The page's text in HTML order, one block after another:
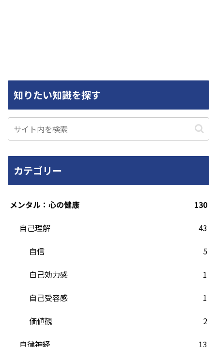
知りたい知識を探す
カテゴリー
メンタル：心の健康
130
自己理解
43
自信
5
自己効力感
1
自己受容感
1
価値観
2
自律神経
13